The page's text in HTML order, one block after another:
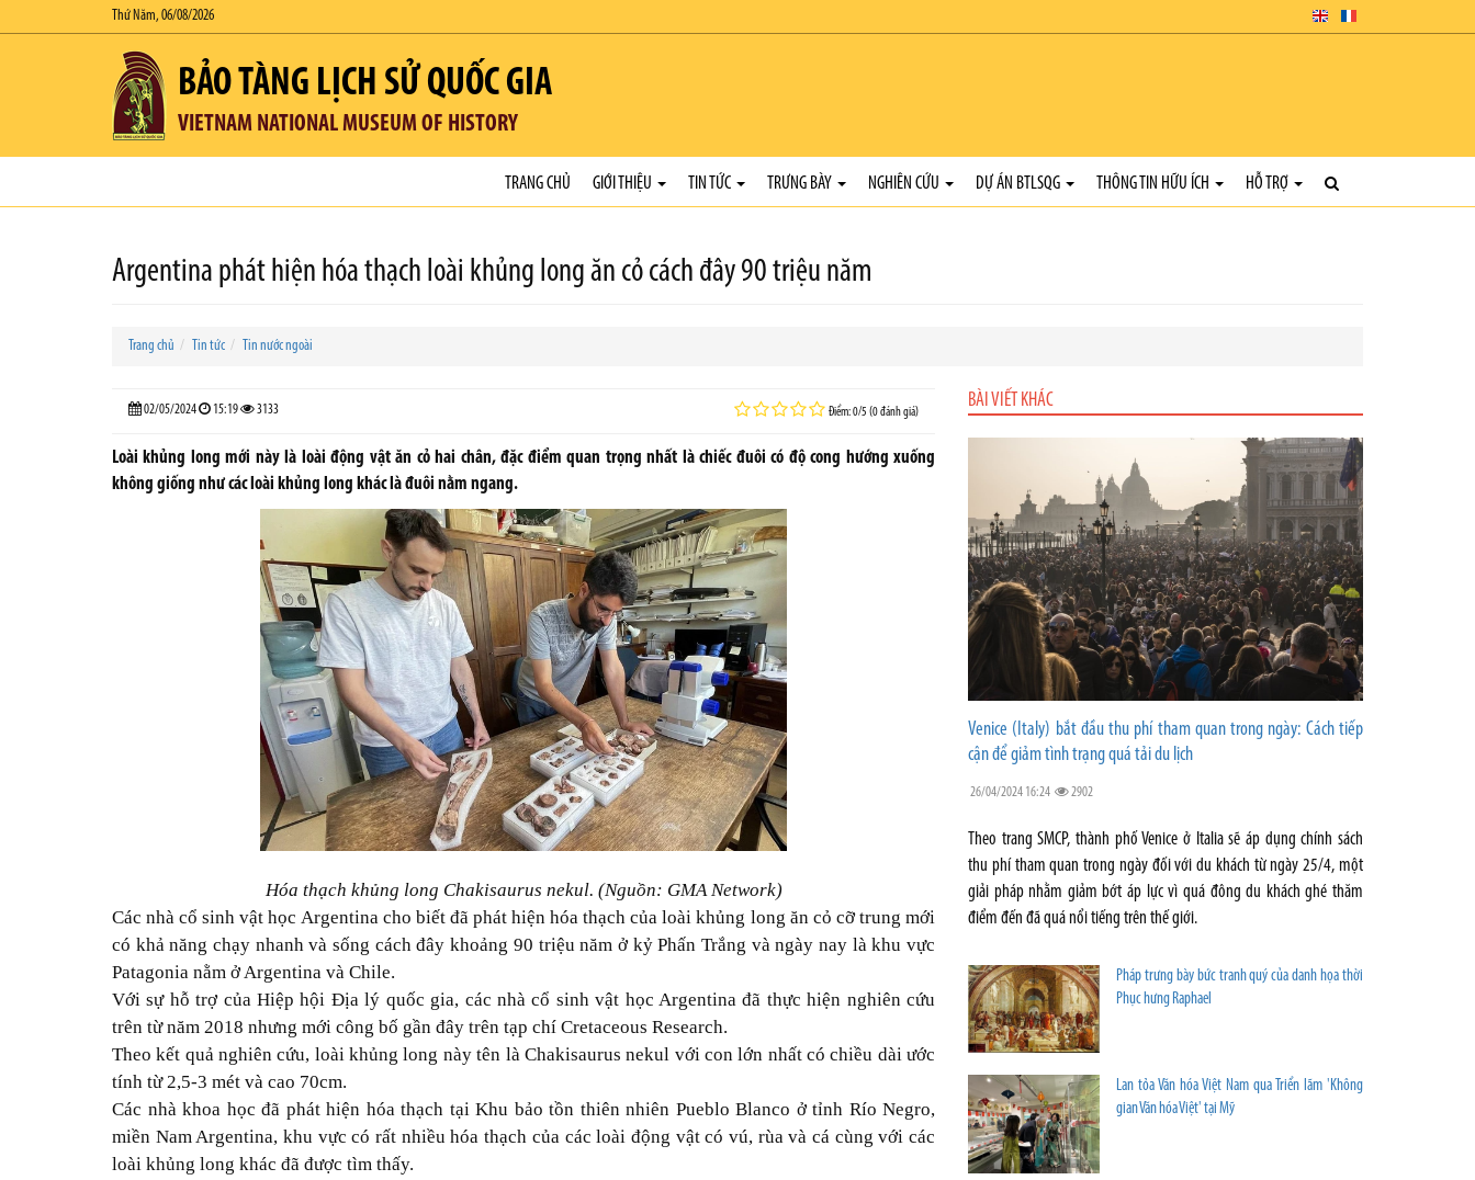
Thứ Năm, 06/08/2026
BẢO TÀNG LỊCH SỬ QUỐC GIA
VIETNAM NATIONAL MUSEUM OF HISTORY
TRANG CHỦ GIỚI THIỆU TIN TỨC TRƯNG BÀY NGHIÊN CỨU DỰ ÁN BTLSQG THÔNG TIN HỮU ÍCH HỖ TRỢ
Argentina phát hiện hóa thạch loài khủng long ăn cỏ cách đây 90 triệu năm
Trang chủ Tin tức Tin nước ngoài
02/05/2024 15:19 3133 Điểm: 0/5 (0 đánh giá)
Loài khủng long mới này là loài động vật ăn cỏ hai chân, đặc điểm quan trọng nhất là chiếc đuôi có độ cong hướng xuống
không giống như các loài khủng long khác là đuôi nằm ngang.
Hóa thạch khủng long Chakisaurus nekul. (Nguồn: GMA Network)
Các nhà cổ sinh vật học Argentina cho biết đã phát hiện hóa thạch của loài khủng long ăn cỏ cỡ trung mới
có khả năng chạy nhanh và sống cách đây khoảng 90 triệu năm ở kỷ Phấn Trắng và ngày nay là khu vực
Patagonia nằm ở Argentina và Chile.
Với sự hỗ trợ của Hiệp hội Địa lý quốc gia, các nhà cổ sinh vật học Argentina đã thực hiện nghiên cứu
trên từ năm 2018 nhưng mới công bố gần đây trên tạp chí Cretaceous Research.
Theo kết quả nghiên cứu, loài khủng long này tên là Chakisaurus nekul với con lớn nhất có chiều dài ước
tính từ 2,5-3 mét và cao 70cm.
Các nhà khoa học đã phát hiện hóa thạch tại Khu bảo tồn thiên nhiên Pueblo Blanco ở tỉnh Río Negro,
miền Nam Argentina, khu vực có rất nhiều hóa thạch của các loài động vật có vú, rùa và cá cùng với các
loài khủng long khác đã được tìm thấy.
BÀI VIẾT KHÁC
Venice (Italy) bắt đầu thu phí tham quan trong ngày: Cách tiếp
cận để giảm tình trạng quá tải du lịch
26/04/2024 16:24 2902
Theo trang SMCP, thành phố Venice ở Italia sẽ áp dụng chính sách
thu phí tham quan trong ngày đối với du khách từ ngày 25/4, một
giải pháp nhằm giảm bớt áp lực vì quá đông du khách ghé thăm
điểm đến đã quá nổi tiếng trên thế giới.
Pháp trưng bày bức tranh quý của danh họa thời
Phục hưng Raphael
Lan tỏa Văn hóa Việt Nam qua Triển lãm 'Không
gian Văn hóa Việt' tại Mỹ